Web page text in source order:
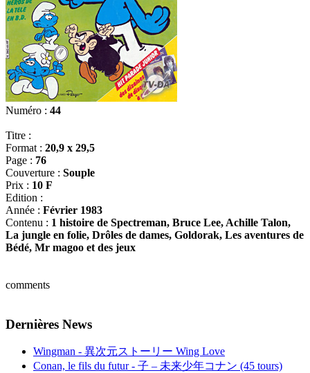
Numéro : 44
Titre :
Format : 20,9 x 29,5
Page : 76
Couverture : Souple
Prix : 10 F
Edition :
Année : Février 1983
Contenu : 1 histoire de Spectreman, Bruce Lee, Achille Talon,
La jungle en folie, Drôles de dames, Goldorak, Les aventures de
Bédé, Mr magoo et des jeux
comments
Dernières News
Wingman - 異次元ストーリー Wing Love
Conan, le fils du futur - 子 – 未来少年コナン (45 tours)